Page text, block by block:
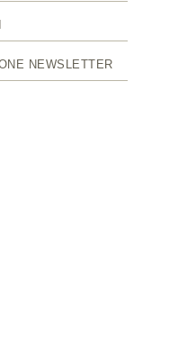
NEWSLETTER